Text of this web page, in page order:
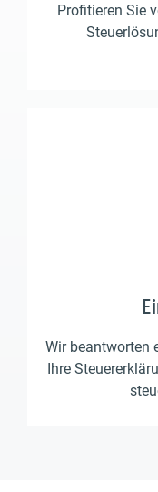
Profitieren Sie
Wir beantworten
Ihre